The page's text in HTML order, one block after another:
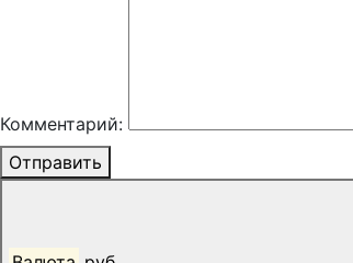
Комментарий:
Отправить